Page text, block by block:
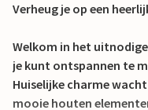
Verheug je op een
Welkom in het
je kunt ontspannen te
Huiselijke charme
mooie houten